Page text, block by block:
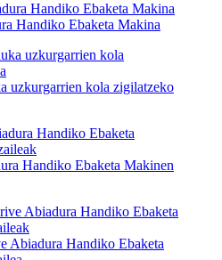
Handiko Ebaketa Makina
uzkurgarrien kola zigilatzeko
Handiko Ebaketa Makinen
Abiadura Handiko Ebaketa